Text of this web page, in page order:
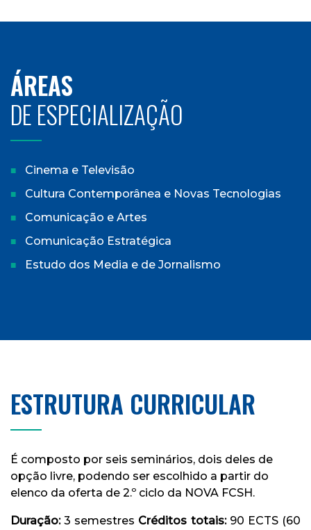
ÁREAS
DE ESPECIALIZAÇÃO
Cinema e Televisão
Cultura Contemporânea e Novas Tecnologias
Comunicação e Artes
Comunicação Estratégica
Estudo dos Media e de Jornalismo
ESTRUTURA CURRICULAR
É composto por seis seminários, dois deles de
opção livre, podendo ser escolhido a partir do
elenco da oferta de 2.º ciclo da NOVA FCSH.
Duração:3 semestres Créditos totais:90 ECTS (60